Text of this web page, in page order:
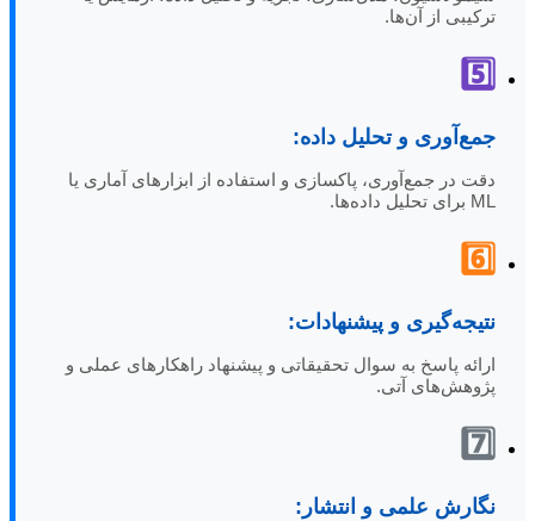
ترکیبی از آن‌ها.
5️⃣
جمع‌آوری و تحلیل داده:
دقت در جمع‌آوری، پاکسازی و استفاده از ابزارهای آماری یا
ML برای تحلیل داده‌ها.
6️⃣
نتیجه‌گیری و پیشنهادات:
ارائه پاسخ به سوال تحقیقاتی و پیشنهاد راهکارهای عملی و
پژوهش‌های آتی.
7️⃣
نگارش علمی و انتشار: